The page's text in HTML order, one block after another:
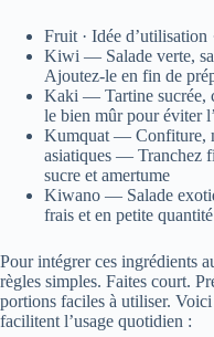
Fruit · Idée d’utilisation
Kiwi — Salade verte,
Ajoutez-le en fin de
Kaki — Tartine sucrée,
le bien mûr pour éviter
Kumquat — Confiture,
asiatiques — Tranchez
sucre et amertume
Kiwano — Salade
frais et en petite
Pour intégrer ces ingrédients
règles simples. Faites court.
portions faciles à utiliser.
facilitent l’usage quotidien :